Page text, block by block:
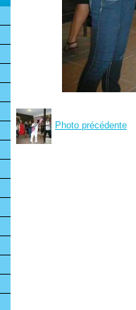
Photo précédente